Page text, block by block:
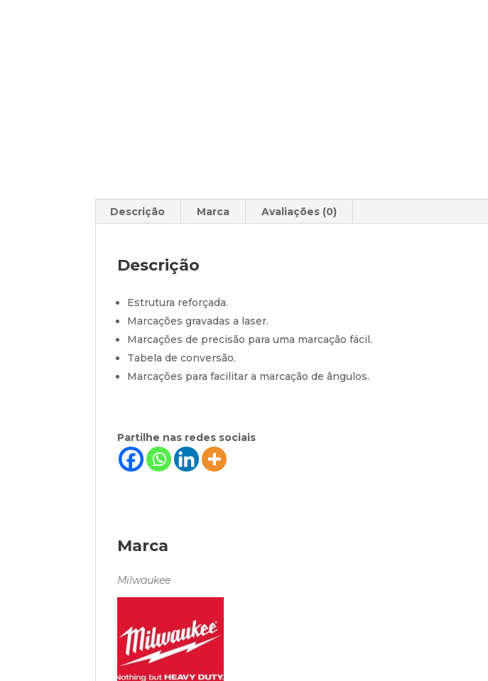
Descrição Marca Avaliações (0)
Descrição
Estrutura reforçada.
Marcações gravadas a laser.
Marcações de precisão para uma marcação fácil.
Tabela de conversão.
Marcações para facilitar a marcação de ângulos.
Partilhe nas redes sociais
Marca
Milwaukee